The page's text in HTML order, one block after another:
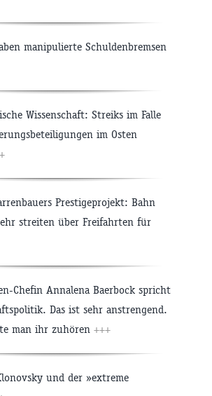
manipulierte Schuldenbremsen
Wissenschaft: Streiks im Falle
im Osten
Prestigeprojekt: Bahn
streiten über Freifahrten für
Chefin Annalena Baerbock spricht
Das ist sehr anstrengend.
man ihr zuhören +++
und der »extreme